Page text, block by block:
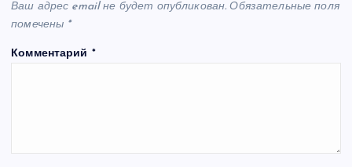
Ваш адрес email не будет опубликован. Обязательные поля
помечены *
Комментарий *